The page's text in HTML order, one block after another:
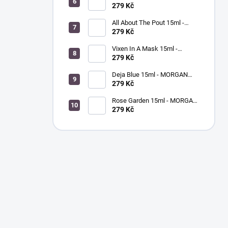
TAYLOR - lak na nehty
279 Kč
All About The Pout 15ml -
MORGAN TAYLOR - lak na
279 Kč
Vixen In A Mask 15ml -
MORGAN TAYLOR - lak na
279 Kč
Deja Blue 15ml - MORGAN
TAYLOR - lak na nehty
279 Kč
Rose Garden 15ml - MORGAN
TAYLOR - lak na nehty
279 Kč